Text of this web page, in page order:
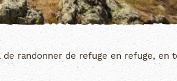
randonner de refuge en refuge, en